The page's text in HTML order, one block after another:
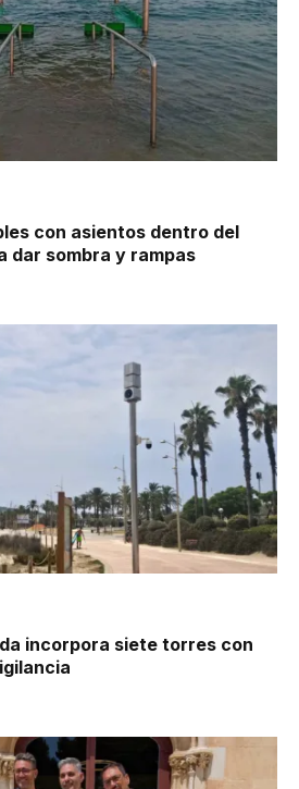
con asientos dentro del
dar sombra y rampas
incorpora siete torres con